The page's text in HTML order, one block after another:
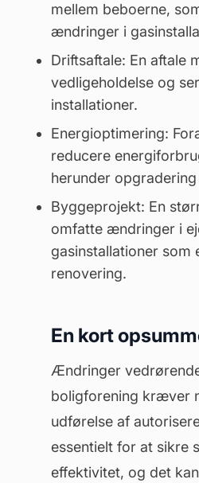
mellem beboerne,
ændringer i
Driftsaftale: En aftale
vedligeholdelse og
installationer.
Energioptimering:
reducere
herunder
Byggeprojekt: En
omfatte ændringer i
gasinstallationer som
renovering.
En kort
Ændringer
boligforening kræver
udførelse af
essentielt for at sikre
effektivitet, og det